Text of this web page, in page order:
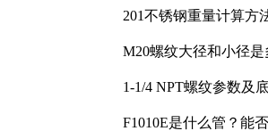
201不锈钢重量计算方
M20螺纹大径和小径是
1-1/4 NPT螺纹参数及
F1010E是什么管？能